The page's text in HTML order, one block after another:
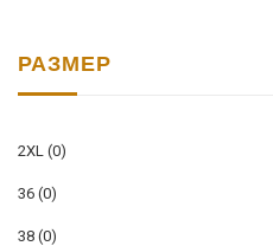
РАЗМЕР
2XL (0)
36 (0)
38 (0)